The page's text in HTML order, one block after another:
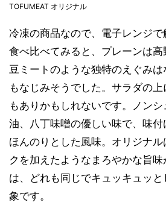
TOFUMEAT オリジナル
冷凍の商品なので、電子レンジ
食べ比べてみると、プレーンは
豆ミートのような独特のえぐみ
もなじみそうでした。サラダの
もありかもしれないです。ノン
油、八丁味噌の優しい味で、味
ほんのりとした風味。オリジナ
クを加えたようなまろやかな旨
は、どれも同じでキュッキュッ
象です。